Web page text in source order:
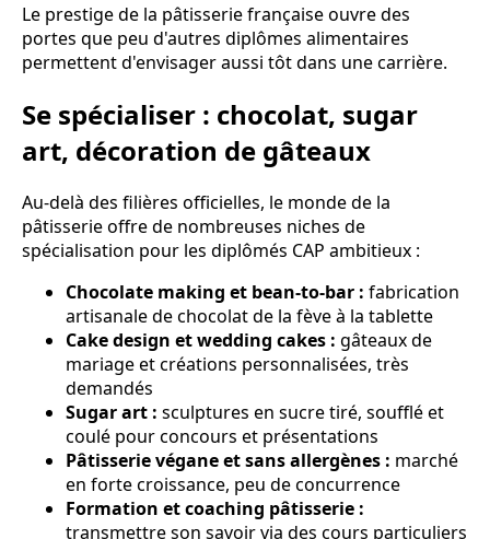
Le prestige de la pâtisserie française ouvre des
portes que peu d'autres diplômes alimentaires
permettent d'envisager aussi tôt dans une carrière.
Se spécialiser : chocolat, sugar
art, décoration de gâteaux
Au-delà des filières officielles, le monde de la
pâtisserie offre de nombreuses niches de
spécialisation pour les diplômés CAP ambitieux :
Chocolate making et bean-to-bar : fabrication
artisanale de chocolat de la fève à la tablette
Cake design et wedding cakes : gâteaux de
mariage et créations personnalisées, très
demandés
Sugar art : sculptures en sucre tiré, soufflé et
coulé pour concours et présentations
Pâtisserie végane et sans allergènes : marché
en forte croissance, peu de concurrence
Formation et coaching pâtisserie :
transmettre son savoir via des cours particuliers